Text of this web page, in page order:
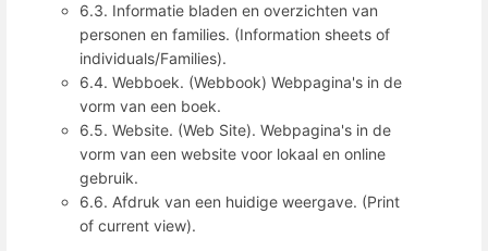
6.3. Informatie bladen en overzichten van
personen en families. (Information sheets of
individuals/Families).
6.4. Webboek. (Webbook) Webpagina's in de
vorm van een boek.
6.5. Website. (Web Site). Webpagina's in de
vorm van een website voor lokaal en online
gebruik.
6.6. Afdruk van een huidige weergave. (Print
of current view).